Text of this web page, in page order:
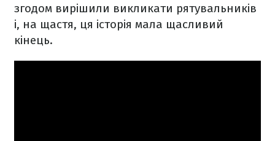
згодом вирішили викликати рятувальників
і, на щастя, ця історія мала щасливий
кінець.